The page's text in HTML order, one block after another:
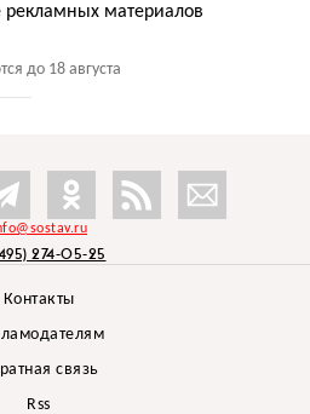
материалов
до 18 августа
274-05-25
Контакты
связь
Rss